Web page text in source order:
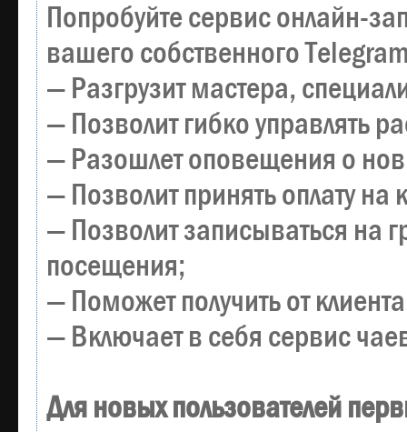
Попробуйте сервис онлайн-
вашего собственного
— Разгрузит мастера,
— Позволит гибко управлять
— Разошлет оповещения о
— Позволит принять оплату
— Позволит записываться на
посещения;
— Поможет получить от
— Включает в себя сервис
Для новых пользователей